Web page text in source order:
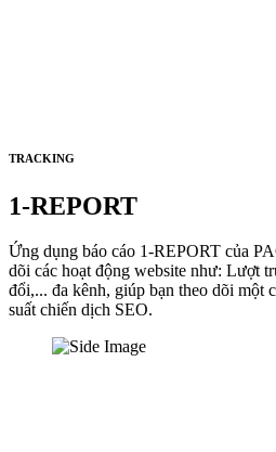
TRACKING
1-REPORT
Ứng dụng báo cáo 1-REPORT của
dõi các hoạt động website như: Lượt
đổi,... đa kênh, giúp bạn theo dõi một
suất chiến dịch SEO.